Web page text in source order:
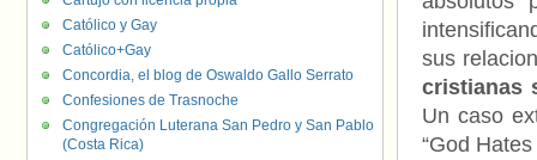
sus
cristianas
Un caso
“God
Católico y Gay
Católico+Gay
Concordia, el blog de Oswaldo Gallo Serrato
Confesiones de Trasnoche
Congregación Luterana San Pedro y San Pablo
(Costa Rica)